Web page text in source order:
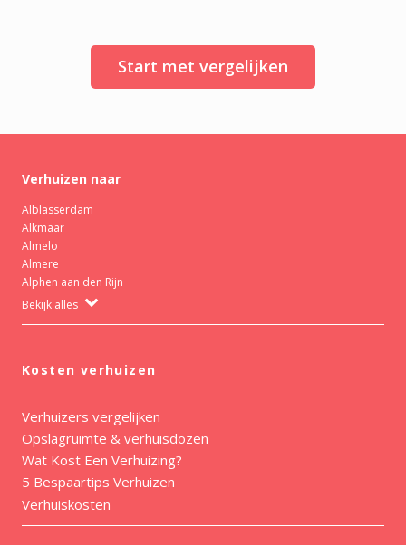
Start met vergelijken
Verhuizen naar
Alblasserdam
Alkmaar
Almelo
Almere
Alphen aan den Rijn
Bekijk alles
Kosten verhuizen
Verhuizers vergelijken
Opslagruimte & verhuisdozen
Wat Kost Een Verhuizing?
5 Bespaartips Verhuizen
Verhuiskosten